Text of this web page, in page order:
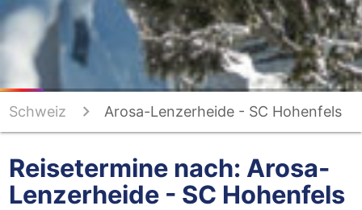
Schweiz Arosa-Lenzerheide - SC Hohenfels
Reisetermine nach: Arosa-
Lenzerheide - SC Hohenfels